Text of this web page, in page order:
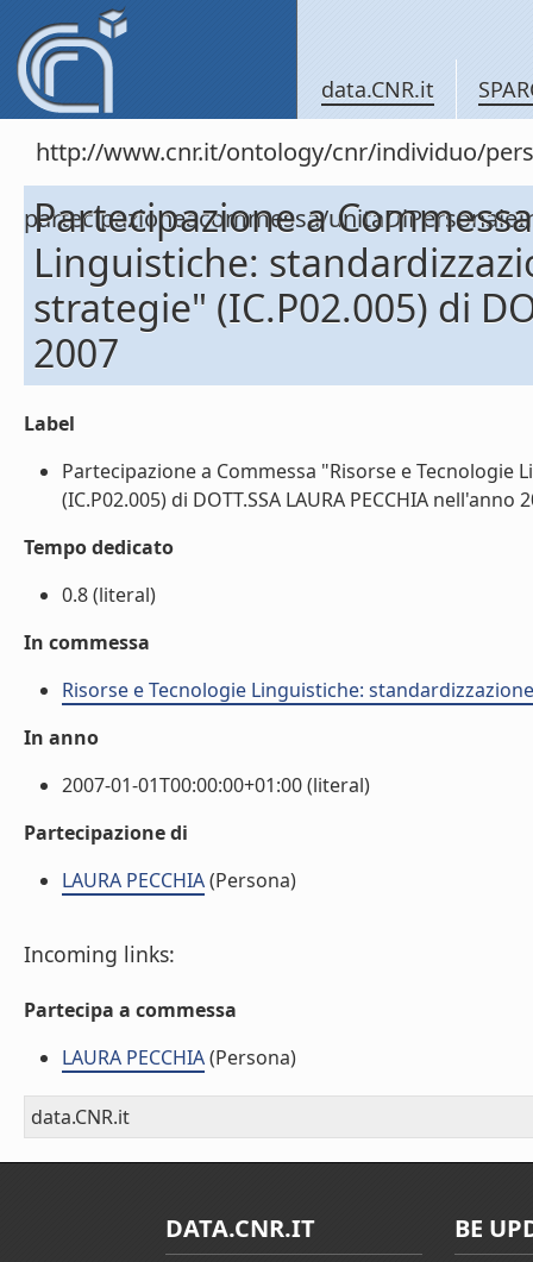
data.CNR.it
http://www.cnr.it/ontology/cnr/individuo/
partecipazioneacommessa/
Partecipazione a
Linguistiche:
strategie" (IC.P02.005) di
2007
Label
Partecipazione a Commessa "Risorse e
(IC.P02.005) di DOTT.SSA LAURA PECCHIA nell'anno
Tempo dedicato
0.8 (literal)
In commessa
Risorse e Tecnologie Linguistiche:
In anno
2007-01-01T00:00:00+01:00 (literal)
Partecipazione di
LAURA PECCHIA(Persona)
Incoming links:
Partecipa a commessa
LAURA PECCHIA(Persona)
data.CNR.it
DATA.CNR.IT BE